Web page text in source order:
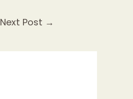
Next Post →